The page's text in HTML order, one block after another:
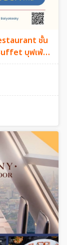
ชั้น
บุฟเฟ่ต์